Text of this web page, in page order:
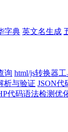
字典 英文名生成
询 html/js转换器
析与验证 JSON代
代码语法检测优